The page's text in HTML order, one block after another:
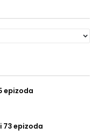
epizoda
73 epizoda